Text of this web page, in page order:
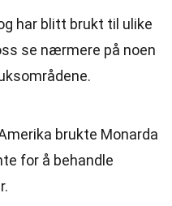
har blitt brukt til ulike
se nærmere på noen
brukte Monarda
for å behandle